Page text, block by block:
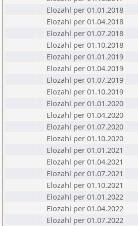
Elozahl per 01.01.2018
Elozahl per 01.04.2018
Elozahl per 01.07.2018
Elozahl per 01.10.2018
Elozahl per 01.01.2019
Elozahl per 01.04.2019
Elozahl per 01.07.2019
Elozahl per 01.10.2019
Elozahl per 01.01.2020
Elozahl per 01.04.2020
Elozahl per 01.07.2020
Elozahl per 01.10.2020
Elozahl per 01.01.2021
Elozahl per 01.04.2021
Elozahl per 01.07.2021
Elozahl per 01.10.2021
Elozahl per 01.01.2022
Elozahl per 01.04.2022
Elozahl per 01.07.2022